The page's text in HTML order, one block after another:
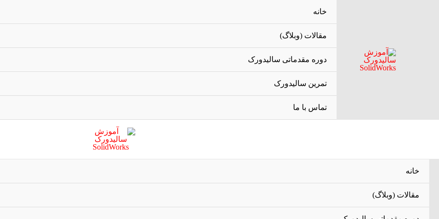
خانه
مقالات (وبلاگ)
دوره مقدماتی سالیدورک
تمرین سالیدورک
تماس با ما
خانه
مقالات (وبلاگ)